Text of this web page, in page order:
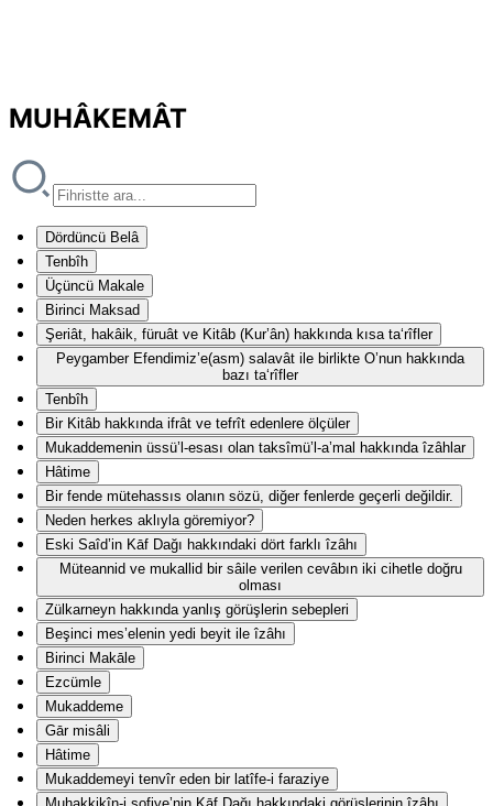
MUHÂKEMÂT
Dördüncü Belâ
Tenbîh
Üçüncü Makale
Birinci Maksad
Şeriât, hakâik, füruât ve Kitâb (Kur’ân) hakkında kısa ta‘rîfler
Peygamber Efendimiz’e(asm) salavât ile birlikte O’nun hakkında
bazı ta‘rîfler
Tenbîh
Bir Kitâb hakkında ifrât ve tefrît edenlere ölçüler
Mukaddemenin üssü’l-esası olan taksîmü’l-a’mal hakkında îzâhlar
Hâtime
Bir fende mütehassıs olanın sözü, diğer fenlerde geçerli değildir.
Neden herkes aklıyla göremiyor?
Eski Saîd’in Kāf Dağı hakkındaki dört farklı îzâhı
Müteannid ve mukallid bir sâile verilen cevâbın iki cihetle doğru
olması
Zülkarneyn hakkında yanlış görüşlerin sebepleri
Beşinci mes’elenin yedi beyit ile îzâhı
Birinci Makāle
Ezcümle
Mukaddeme
Gār misâli
Hâtime
Mukaddemeyi tenvîr eden bir latîfe-i faraziye